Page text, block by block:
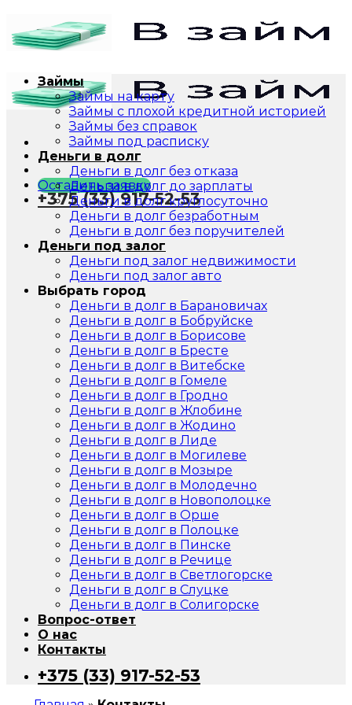
content
Оставить заявку
+375 (33) 917-52-53
Займы
Займы на карту
Займы с плохой кредитной историей
Займы без справок
Займы под расписку
Деньги в долг
Деньги в долг без отказа
Деньги в долг до зарплаты
Деньги в долг круглосуточно
Деньги в долг безработным
Деньги в долг без поручителей
Деньги под залог
Деньги под залог недвижимости
Деньги под залог авто
Выбрать город
Деньги в долг в Барановичах
Деньги в долг в Бобруйске
Деньги в долг в Борисове
Деньги в долг в Бресте
Деньги в долг в Витебске
Деньги в долг в Гомеле
Деньги в долг в Гродно
Деньги в долг в Жлобине
Деньги в долг в Жодино
Деньги в долг в Лиде
Деньги в долг в Могилеве
Деньги в долг в Мозыре
Деньги в долг в Молодечно
Деньги в долг в Новополоцке
Деньги в долг в Орше
Деньги в долг в Полоцке
Деньги в долг в Пинске
Деньги в долг в Речице
Деньги в долг в Светлогорске
Деньги в долг в Слуцке
Деньги в долг в Солигорске
Вопрос-ответ
О нас
Контакты
+375 (33) 917-52-53